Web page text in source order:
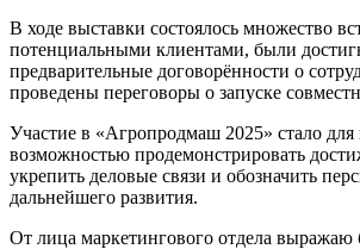
В ходе выставки состоялось множество
потенциальными клиентами, были
предварительные договорённости о
проведены переговоры о запуске
Участие в «Агропродмаш 2025» стало для
возможностью продемонстрировать
укрепить деловые связи и обозначить
дальнейшего развития.
От лица маркетингового отдела выражаю